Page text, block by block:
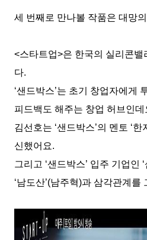
세 번째로 만나볼 작품은 대망의
<스타트업>은 한국의 실리콘밸
다.
‘샌드박스’는 초기 창업자에게
피드백도 해주는 창업 허브인데
김선호는 ‘샌드박스’의 멘토 ‘한
신했어요.
그리고 ‘샌드박스’ 입주 기업인 ‘
‘남도산’(남주혁)과 삼각관계를